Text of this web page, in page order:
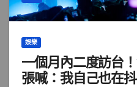
娛樂
一個月內二度訪台
張喊：我自己也在抖